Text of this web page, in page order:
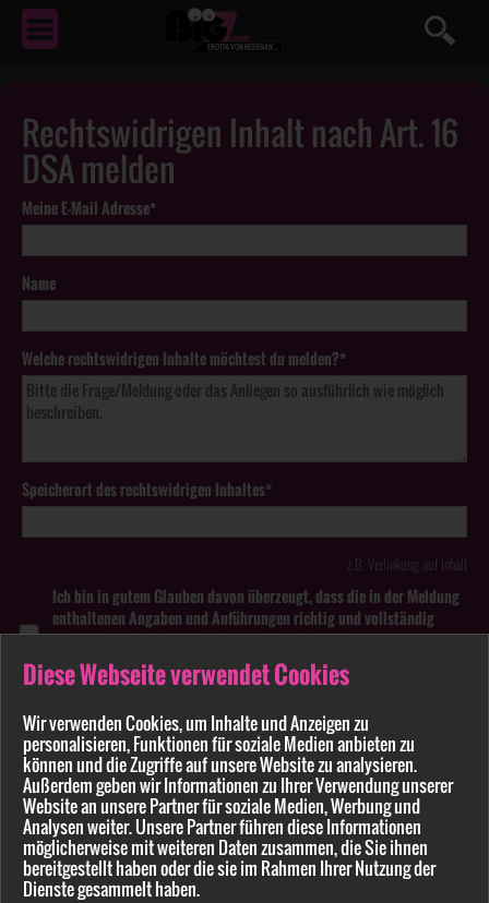
Diese Webseite verwendet Cookies
Wir verwenden Cookies, um Inhalte und Anzeigen zu
personalisieren, Funktionen für soziale Medien anbieten zu
können und die Zugriffe auf unsere Website zu analysieren.
Außerdem geben wir Informationen zu Ihrer Verwendung unserer
Website an unsere Partner für soziale Medien, Werbung und
Analysen weiter. Unsere Partner führen diese Informationen
möglicherweise mit weiteren Daten zusammen, die Sie ihnen
bereitgestellt haben oder die sie im Rahmen Ihrer Nutzung der
Dienste gesammelt haben.
EROTIKVON NEBENAN ...
Rechtswidrigen Inhalt nach Art. 16
DSA melden
Meine E-Mail Adresse*
Name
Welche rechtswidrigen Inhalte möchtest du melden?*
Speicherort des rechtswidrigen Inhaltes*
z.B. Verlinkung auf Inhalt
Ich bin in gutem Glauben davon überzeugt, dass die in der Meldung
enthaltenen Angaben und Anführungen richtig und vollständig
sind. Wissentlich falsche oder irreführende Meldungen zu
rechtswidrigen Inhalten können strafbar sein.
Pflichtfelder sind mit * markiert
Bitte beachten Sie unsereDatenschutzerklärung.